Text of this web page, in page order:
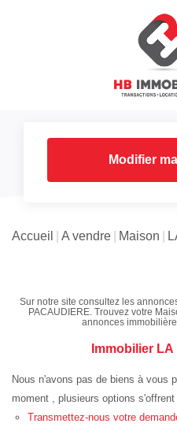
Modifier
Accueil A vendre Maison
Sur notre site consultez les
PACAUDIERE. Trouvez votre
annonces
Immobilier
Nous n'avons pas de biens à vous
moment , plusieurs options
Transmettez-nous votre